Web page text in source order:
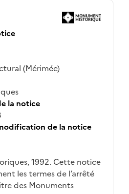
(Mérimée)
la notice
de la notice
1992. Cette notice
les termes de l’arrêté
des Monuments